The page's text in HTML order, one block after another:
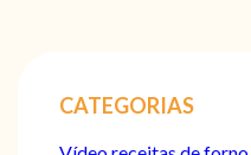
CATEGORIAS